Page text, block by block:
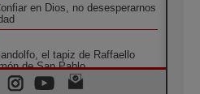
en Dios, no desesperarnos
el tapiz de Raffaello
de San Pablo